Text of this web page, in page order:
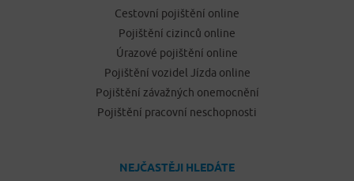
Cestovní pojištění online
Pojištění cizinců online
Úrazové pojištění online
Pojištění vozidel Jízda online
Pojištění závažných onemocnění
Pojištění pracovní neschopnosti
NEJČASTĚJI HLEDÁTE